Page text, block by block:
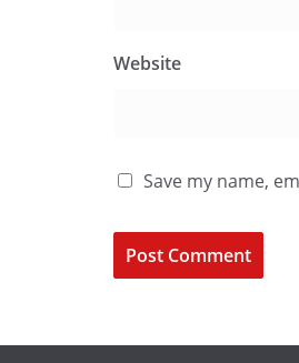
Website
Save my name,